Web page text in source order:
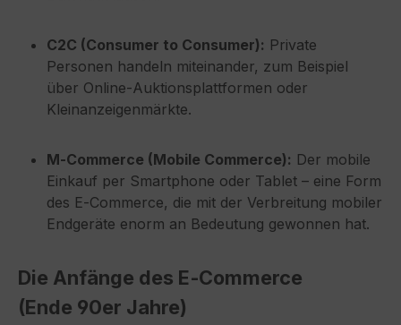
C2C (Consumer to Consumer): Private
Personen handeln miteinander, zum Beispiel
über Online‑Auktionsplattformen oder
Kleinanzeigenmärkte.
M‑Commerce (Mobile Commerce): Der mobile
Einkauf per Smartphone oder Tablet – eine Form
des E‑Commerce, die mit der Verbreitung mobiler
Endgeräte enorm an Bedeutung gewonnen hat.
Die Anfänge des E‑Commerce
(Ende 90er Jahre)